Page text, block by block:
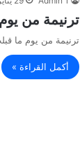
ترنيمة من
ترنيمة من يوم ما
أكمل القراءة »